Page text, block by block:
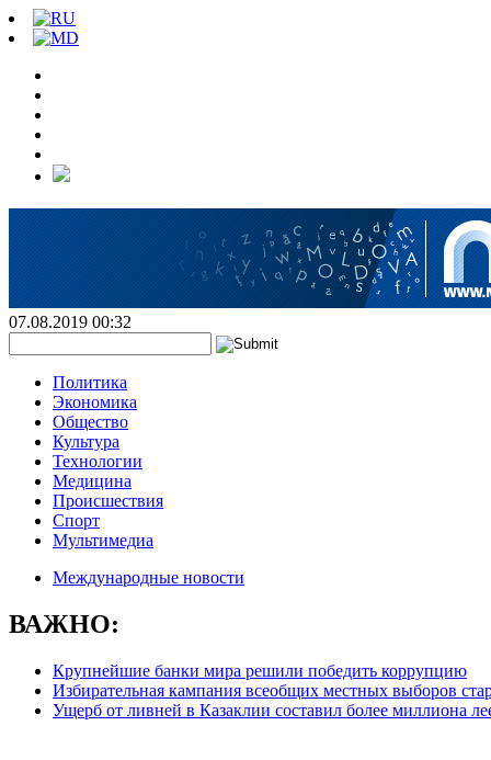
07.08.2019 00:32
Политика
Экономика
Общество
Культура
Технологии
Медицина
Происшествия
Спорт
Мультимедиа
Международные новости
ВАЖНО:
Крупнейшие банки мира решили победить коррупцию
Избирательная кампания всеобщих местных выборов
Ущерб от ливней в Казаклии составил более миллиона